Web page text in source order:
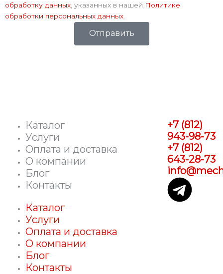
обработку данных , указанных в нашей Политике
обработки персональных данных
Отправить
Каталог
Услуги
Оплата и доставка
О компании
Блог
Контакты
Каталог
Услуги
Оплата и доставка
О компании
Блог
Контакты
+7 (812)
943-98-73
+7 (812)
643-28-73
T